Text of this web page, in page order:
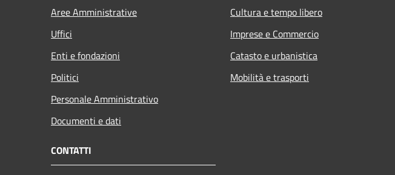
Aree Amministrative
Uffici
Enti e fondazioni
Politici
Personale Amministrativo
Documenti e dati
Cultura e tempo libero
Imprese e Commercio
Catasto e urbanistica
Mobilità e trasporti
CONTATTI